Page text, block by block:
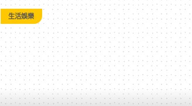
生活娛樂